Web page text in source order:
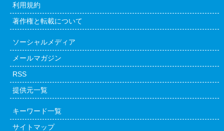
利用規約
著作権と転載について
ソーシャルメディア
メールマガジン
RSS
提供元一覧
キーワード一覧
サイトマップ